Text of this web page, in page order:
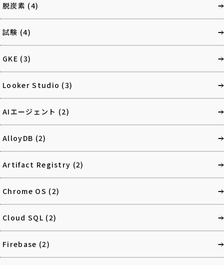
脱炭素 (4)
試験 (4)
GKE (3)
Looker Studio (3)
AIエージェント (2)
AlloyDB (2)
Artifact Registry (2)
Chrome OS (2)
Cloud SQL (2)
Firebase (2)